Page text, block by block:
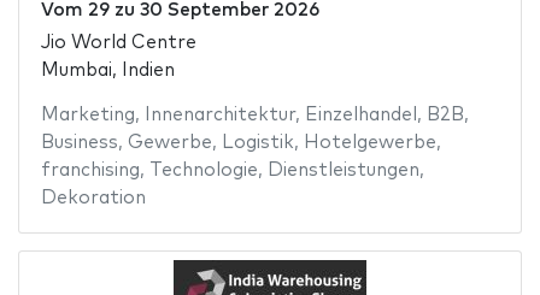
Vom 29zu 30 September 2026
Jio World Centre
Mumbai, Indien
Marketing, Innenarchitektur, Einzelhandel , B2B,
Business, Gewerbe, Logistik, Hotelgewerbe,
franchising, Technologie, Dienstleistungen,
Dekoration